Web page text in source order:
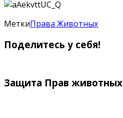
МеткиПрава Животных
Поделитесь у себя!
Защита Прав животных